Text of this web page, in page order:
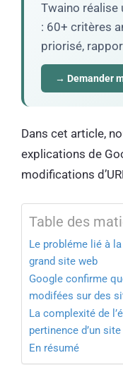
Twaino réalise
: 60+ critères
priorisé,
→ Demander
Dans cet article,
explications de
modifications
Table des
Le probléme lié à
grand site web
Google confirme
modifées sur des
La complexité de
pertinence d’un
En résumé